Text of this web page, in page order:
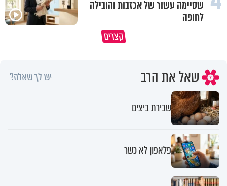
שסיימה עשור של אכזבות והובילה
לחופה
קצרים
איך יתכן שעם ישראל הצליח לשרוד
״ זו הייתה ההחלטה הכי קשה
שלקחתי בחיים": לורה כהן
שאל את הרב יש לך שאלה?
שבירת ביצים
פלאפון לא כשר